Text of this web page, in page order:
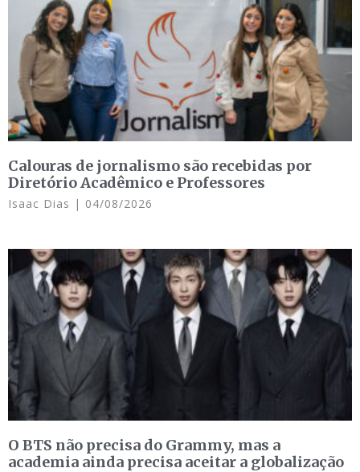
Calouras de jornalismo são recebidas por
Diretório Acadêmico e Professores
Isaac Dias 04/08/2026
O BTS não precisa do Grammy, mas a
academia ainda precisa aceitar a globalização